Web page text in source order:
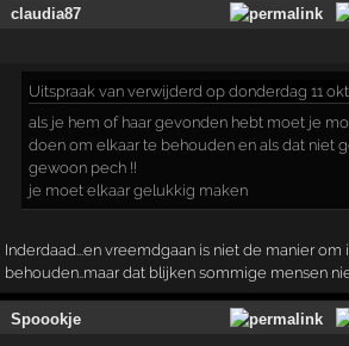
claudia87
Uitspraak van verwijderd op donderdag 11
als je hem of haar gevonden hebt moet je
doen om elkaar te behouden en als dat niet
gewoon pech !!
je moet elkaar gelukkig maken
Inderdaad...en vreemdgaan is niet de manier om
behouden..maar dat blijken sommige mensen
Spoookje